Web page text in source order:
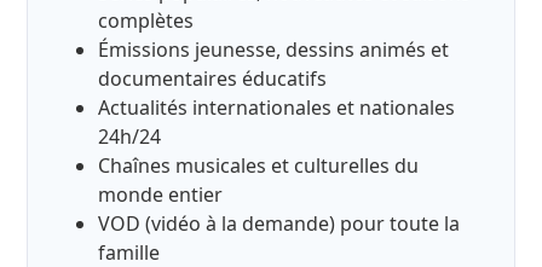
complètes
Émissions jeunesse, dessins animés et
documentaires éducatifs
Actualités internationales et nationales
24h/24
Chaînes musicales et culturelles du
monde entier
VOD (vidéo à la demande) pour toute la
famille